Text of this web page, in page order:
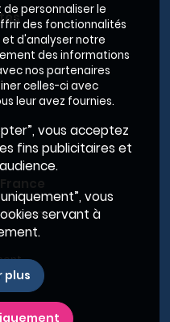
Lyon
personnaliser le
des fonctionnalités
et d'analyser notre
des informations
nos partenaires
celles-ci avec
leur avez fournies.
vous acceptez
fins publicitaires et
vous
servant à
plus